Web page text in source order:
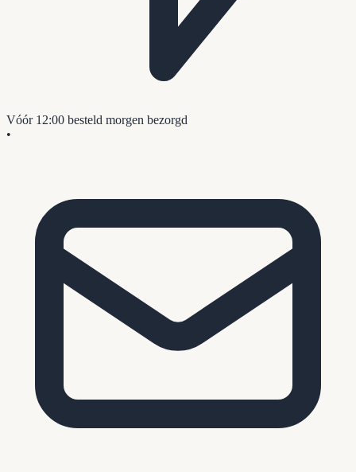
Vóór 12:00 besteld morgen bezorgd
•